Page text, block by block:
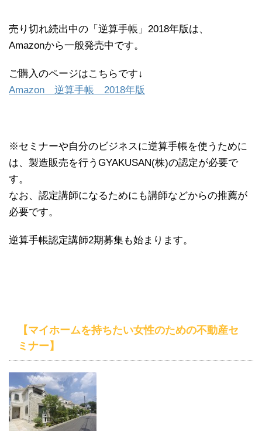
売り切れ続出中の「逆算手帳」2018年版は、
Amazonから一般発売中です。
ご購入のページはこちらです↓
Amazon 逆算手帳 2018年版
※セミナーや自分のビジネスに逆算手帳を使うために
は、製造販売を行うGYAKUSAN(株)の認定が必要で
す。
なお、認定講師になるためにも講師などからの推薦が
必要です。
逆算手帳認定講師2期募集も始まります。
【マイホームを持ちたい女性のための不動産セ
ミナー】